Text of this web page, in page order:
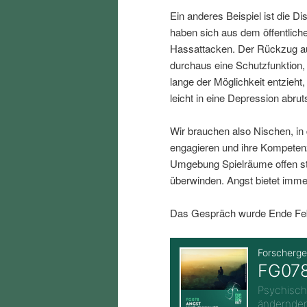
i
n
g
n
p
r
i
g
e
n
Ein anderes Beispiel ist die
haben sich aus dem
Hassattacken. Der Rückzug
durchaus eine
lange der Möglichkeit
leicht in eine Depression
Wir brauchen also Nischen,
engagieren und ihre
Umgebung Spielräume offen
überwinden. Angst bietet
Das Gespräch wurde Ende